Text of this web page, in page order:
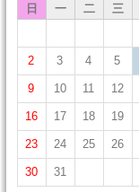
日 一 二 三
2 3 4 5
9 10 11 12
16 17 18 19
23 24 25 26
30 31